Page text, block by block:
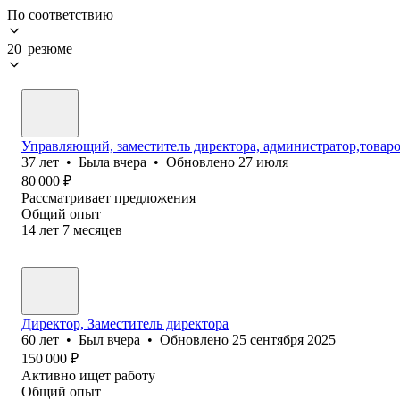
По соответствию
20 резюме
Управляющий, заместитель директора,
37 лет • Была вчера • Обновлено 27 июля
80 000 ₽
Рассматривает предложения
Общий опыт
14 лет 7 месяцев
Директор, Заместитель директора
60 лет • Был вчера • Обновлено 25 сентября 2025
150 000 ₽
Активно ищет работу
Общий опыт